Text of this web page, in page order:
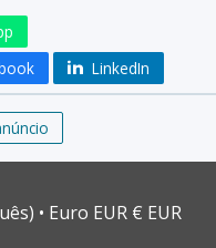
LinkedIn
Euro EUR € EUR